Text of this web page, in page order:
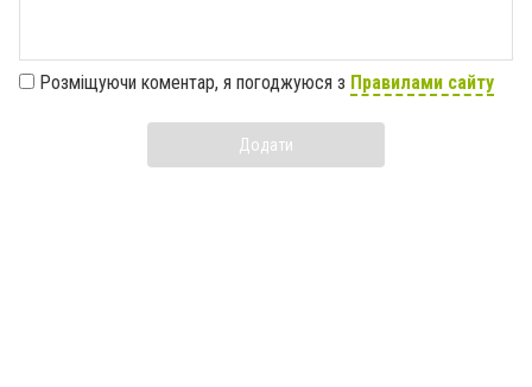
Розміщуючи коментар, я погоджуюся з Правилами сайту
Додати